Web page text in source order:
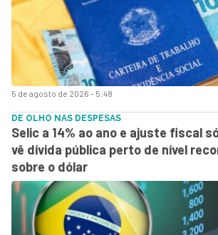
5 de agosto de 2026 - 5:48
DE OLHO NAS DESPESAS
Selic a 14% ao ano e ajuste fiscal
vê dívida pública perto de nível
sobre o dólar